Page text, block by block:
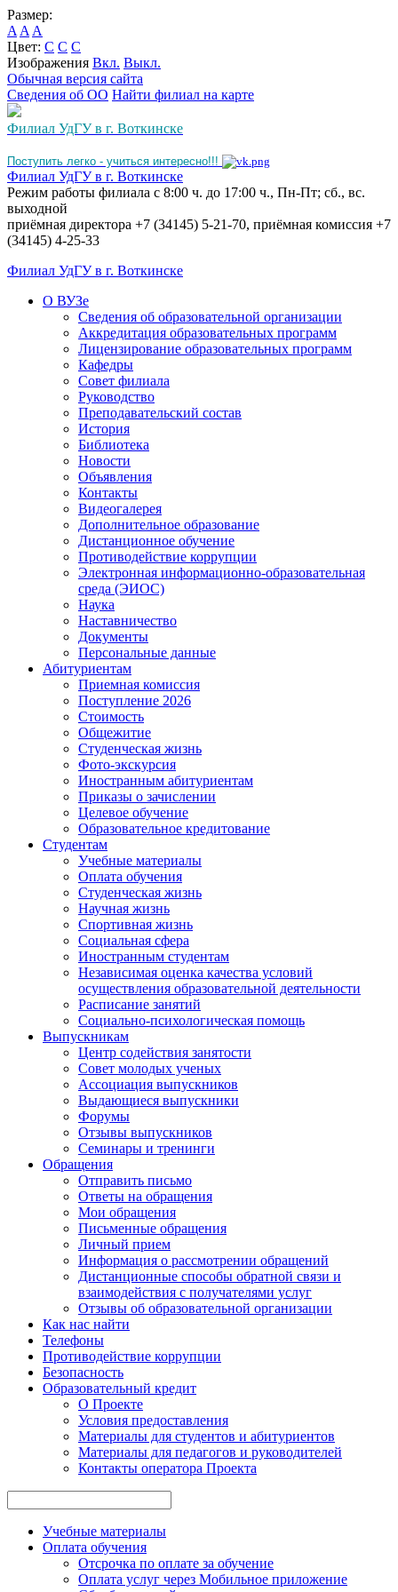
Размер:
A A A
Цвет: C C C
Изображения Вкл. Выкл.
Обычная версия сайта
Сведения об ОО Найти филиал на карте
Филиал УдГУ в г. Воткинске
Поступить легко - учиться интересно!!!
Филиал УдГУ в г. Воткинске
Режим работы филиала с 8:00 ч. до 17:00 ч., Пн-Пт; сб., вс.
выходной
приёмная директора +7 (34145) 5-21-70, приёмная комиссия +7
(34145) 4-25-33
Филиал УдГУ в г. Воткинске
О ВУЗе
Сведения об образовательной организации
Аккредитация образовательных программ
Лицензирование образовательных программ
Кафедры
Совет филиала
Руководство
Преподавательский состав
История
Библиотека
Новости
Объявления
Контакты
Видеогалерея
Дополнительное образование
Дистанционное обучение
Противодействие коррупции
Электронная информационно-образовательная
среда (ЭИОС)
Наука
Наставничество
Документы
Персональные данные
Абитуриентам
Приемная комиссия
Поступление 2026
Стоимость
Общежитие
Студенческая жизнь
Фото-экскурсия
Иностранным абитуриентам
Приказы о зачислении
Целевое обучение
Образовательное кредитование
Студентам
Учебные материалы
Оплата обучения
Студенческая жизнь
Научная жизнь
Спортивная жизнь
Социальная сфера
Иностранным студентам
Независимая оценка качества условий
осуществления образовательной деятельности
Расписание занятий
Социально-психологическая помощь
Выпускникам
Центр содействия занятости
Совет молодых ученых
Ассоциация выпускников
Выдающиеся выпускники
Форумы
Отзывы выпускников
Семинары и тренинги
Обращения
Отправить письмо
Ответы на обращения
Мои обращения
Письменные обращения
Личный прием
Информация о рассмотрении обращений
Дистанционные способы обратной связи и
взаимодействия с получателями услуг
Отзывы об образовательной организации
Как нас найти
Телефоны
Противодействие коррупции
Безопасность
Образовательный кредит
О Проекте
Условия предоставления
Материалы для студентов и абитуриентов
Материалы для педагогов и руководителей
Контакты опе ратора Проекта
Учебные материалы
Оплата обучения
Отсрочка по оплате за обучение
Оплата услуг через Мобильное приложение